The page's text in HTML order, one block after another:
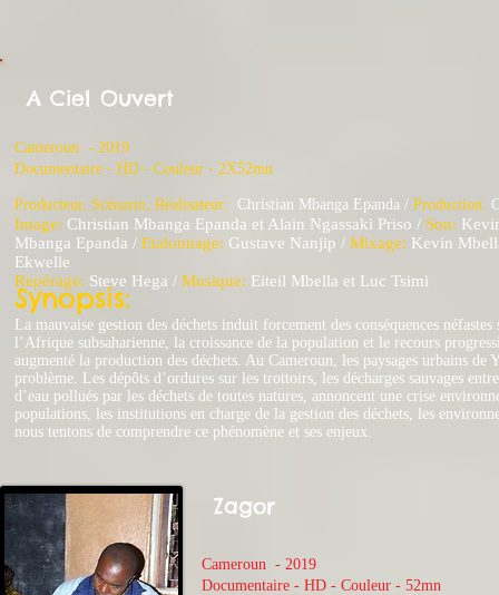
A Ciel Ouvert
Cameroun - 2019
​Documentaire - HD - Couleur - 2X52mn
Producteur, Scénario, Réalisateur: Christian Mbanga Epanda / Production:
Image: Christian Mbanga Epanda et Alain Ngassaki Priso / Son:
Mbanga Epanda / Etalonnage: Gustave Nanjip / Mixage: Kevin
Ekwelle
Repérage: Steve Hega / Musique: Eiteil Mbella et Luc Tsimi
Synopsis:
La mauvaise gestion des déchets induit forcement des conséquences
l’Afrique subsaharienne, la croissance de la population et le recours
augmenté la production des déchets. Au Cameroun, les paysages urbains
problème. Les dépôts d’ordures sur les trottoirs, les décharges sauvages
d’eau pollués par les déchets de toutes natures, annoncent une crise
populations, les institutions en charge de la gestion des déchets, les
nous tentons de comprendre ce phénomène et ses enjeux.
Zagor
Cameroun - 2019
​Documentaire - HD - Couleur - 52mn